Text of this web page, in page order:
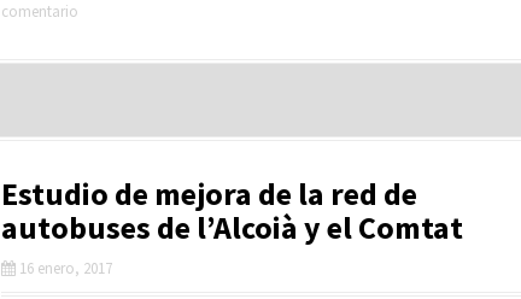
comentario
Estudio de mejora de la red de
autobuses de l’Alcoià y el Comtat
16 enero, 2017